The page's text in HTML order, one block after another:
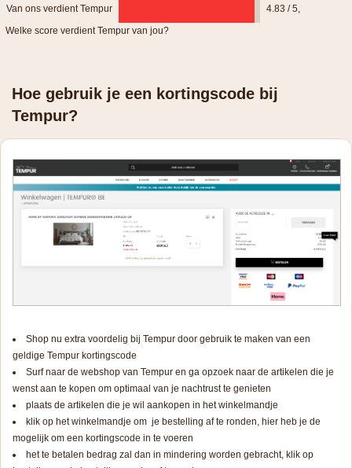
Van ons verdient Tempur 4.83 / 5
Welke score verdient Tempur van jou?
Hoe gebruik je een kortingscode bij
Tempur?
Shop nu extra voordelig bij Tempur door gebruik te maken van een
geldige Tempur kortingscode
Surf naar de webshop van Tempur en ga opzoek naar de artikelen die je
wenst aan te kopen om optimaal van je nachtrust te genieten
plaats de artikelen die je wil aankopen in het winkelmandje
klik op het winkelmandje om je bestelling af te ronden, hier heb je de
mogelijk om een kortingscode in te voeren
het te betalen bedrag zal dan in mindering worden gebracht, klik op